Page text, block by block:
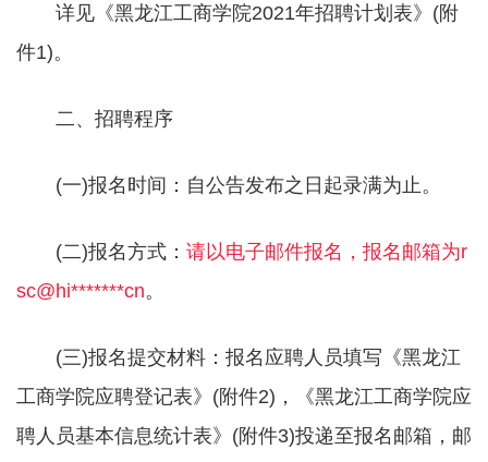
详见《黑龙江工商学院2021年招聘计划表》(附
件1)。
二、招聘程序
(一)报名时间：自公告发布之日起录满为止。
(二)报名方式： 请以电子邮件报名，报名邮箱为r
sc@hi*******cn。
(三)报名提交材料：报名应聘人员填写《黑龙江
工商学院应聘登记表》(附件2)，《黑龙江工商学院应
聘人员基本信息统计表》(附件3)投递至报名邮箱，邮